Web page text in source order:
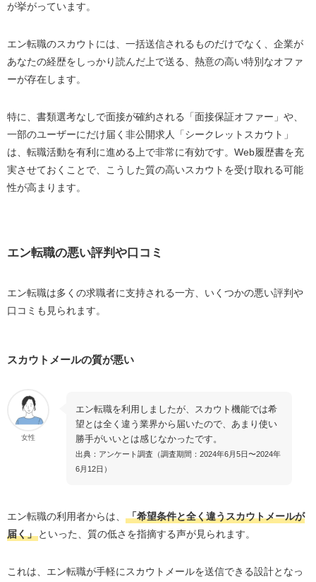
が挙がっています。
エン転職のスカウトには、一括送信されるものだけでなく、企業が
あなたの経歴をしっかり読んだ上で送る、熱意の高い特別なオファ
ーが存在します。
特に、書類選考なしで面接が確約される「面接保証オファー」や、
一部のユーザーにだけ届く非公開求人「シークレットスカウト」
は、転職活動を有利に進める上で非常に有効です。Web履歴書を充
実させておくことで、こうした質の高いスカウトを受け取れる可能
性が高まります。
エン転職の悪い評判や口コミ
エン転職は多くの求職者に支持される一方、いくつかの悪い評判や
口コミも見られます。
スカウトメールの質が悪い
女性
エン転職を利用しましたが、スカウト機能では希
望とは全く違う業界から届いたので、あまり使い
勝手がいいとは感じなかったです。
出典：アンケート調査（調査期間：2024年6月5日〜2024年
6月12日）
エン転職の利用者からは、
「希望条件と全く違うスカウトメールが
届く」といった、質の低さを指摘する声が見られます。
これは、エン転職が手軽にスカウトメールを送信できる設計となっ